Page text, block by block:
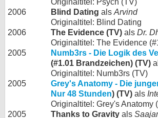
2006
Blind Dating als Arvind
Originaltitel: Blind Dating
2006
The Evidence (TV) als Dr.
Originaltitel: The Evidence
2005
Numb3rs - Die Logik des
(#1.01 Brandzeichen) (TV)
Originaltitel: Numb3rs (TV)
2005
Grey's Anatomy - Die
Nur 48 Stunden) (TV) als
Originaltitel: Grey's Anatomy
2005
Thanks to Gravity als